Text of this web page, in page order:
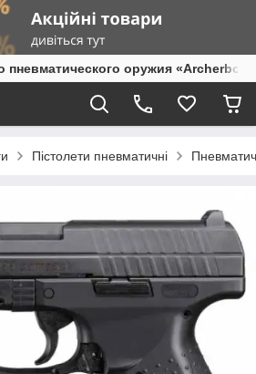
пневматического оружия
Пістолети пневматичні